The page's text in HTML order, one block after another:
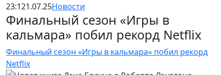
23:121.07.25Новости
Финальный сезон «Игры в
кальмара» побил рекорд Netflix
Финальный сезон «Игры в кальмара» побил рекорд
Netflix